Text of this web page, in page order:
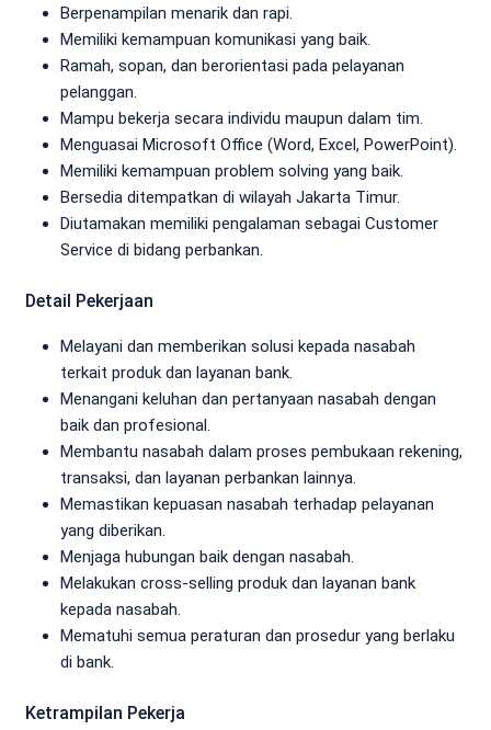
Berpenampilan menarik dan rapi.
Memiliki kemampuan komunikasi yang baik.
Ramah, sopan, dan berorientasi pada pelayanan
pelanggan.
Mampu bekerja secara individu maupun dalam tim.
Menguasai Microsoft Office (Word, Excel, PowerPoint).
Memiliki kemampuan problem solving yang baik.
Bersedia ditempatkan di wilayah Jakarta Timur.
Diutamakan memiliki pengalaman sebagai Customer
Service di bidang perbankan.
Detail Pekerjaan
Melayani dan memberikan solusi kepada nasabah
terkait produk dan layanan bank.
Menangani keluhan dan pertanyaan nasabah dengan
baik dan profesional.
Membantu nasabah dalam proses pembukaan rekening,
transaksi, dan layanan perbankan lainnya.
Memastikan kepuasan nasabah terhadap pelayanan
yang diberikan.
Menjaga hubungan baik dengan nasabah.
Melakukan cross-selling produk dan layanan bank
kepada nasabah.
Mematuhi semua peraturan dan prosedur yang berlaku
di bank.
Ketrampilan Pekerja